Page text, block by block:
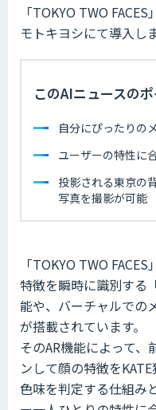
「TOKYO TWO
モトキヨシにて導入し
このAIニュースの
自分にぴったりの
ユーザーの特性に
投影される東京の
写真を撮影が可能
「TOKYO TWO
特徴を瞬時に識別する
能や、バーチャルでの
が搭載されています。
そのAR機能によって
ンして顔の特徴を
色味を判定する仕組み